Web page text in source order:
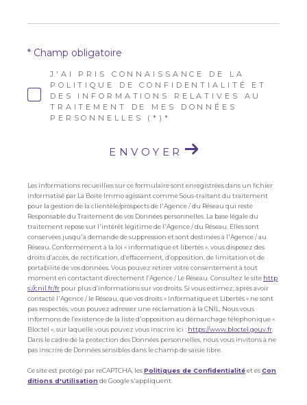
J'AI PRIS CONNAISSANCE DE LA
POLITIQUE DE CONFIDENTIALITÉ ET
DES INFORMATIONS RELATIVES AU
TRAITEMENT DE MES DONNÉES
PERSONNELLES (*)*
* Champ obligatoire
ENVOYER
Les informations recueillies sur ce formulaire sont enregistrées dans un fichier
informatisé par La Boite Immo agissant comme Sous-traitant du traitement
pour la gestion de la clientèle/prospects de l'Agence / du Réseau qui reste
Responsable du Traitement de vos Données personnelles. La base légale du
traitement repose sur l'intérêt légitime de l'Agence / du Réseau. Elles sont
conservées jusqu'à demande de suppression et sont destinées à l'Agence / au
Réseau. Conformément à la loi « informatique et libertés », vous disposez des
droits d’accès, de rectification, d’effacement, d’opposition, de limitation et de
portabilité de vos données. Vous pouvez retirer votre consentement à tout
moment en contactant directement l’Agence / Le Réseau. Consultez le site http
s://cnil.fr/fr pour plus d’informations sur vos droits. Si vous estimez, après avoir
contacté l'Agence / le Réseau, que vos droits « Informatique et Libertés » ne sont
pas respectés, vous pouvez adresser une réclamation à la CNIL. Nous vous
informons de l’existence de la liste d'opposition au démarchage téléphonique «
Bloctel », sur laquelle vous pouvez vous inscrire ici : https://www.bloctel.gouv.fr
Dans le cadre de la protection des Données personnelles, nous vous invitons à ne
pas inscrire de Données sensibles dans le champ de saisie libre.
Ce site est protégé par reCAPTCHA, lesPolitiques de Confidentialitéet esCon
ditions d'utilisation de Google s'appliquent.